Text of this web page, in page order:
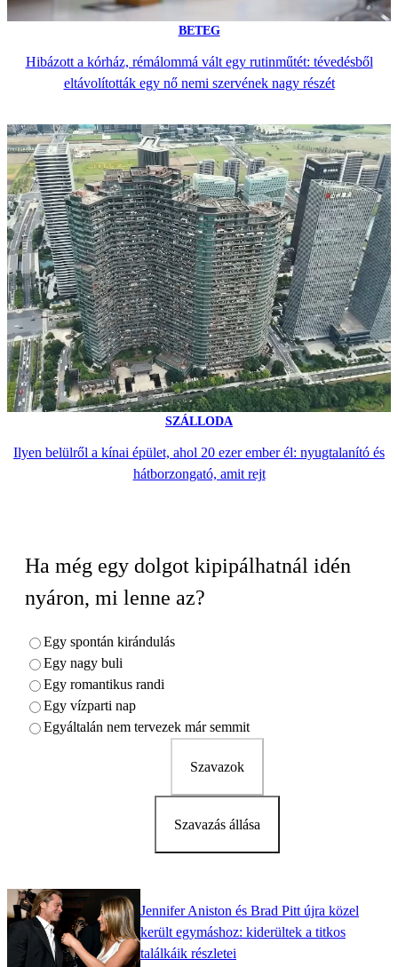
BETEG
Hibázott a kórház, rémálommá vált egy rutinműtét: tévedésből
eltávolították egy nő nemi szervének nagy részét
SZÁLLODA
Ilyen belülről a kínai épület, ahol 20 ezer ember él: nyugtalanító és
hátborzongató, amit rejt
Ha még egy dolgot kipipálhatnál idén
nyáron, mi lenne az?
Egy spontán kirándulás
Egy nagy buli
Egy romantikus randi
Egy vízparti nap
Egyáltalán nem tervezek már semmit
Szavazok
Szavazás állása
Jennifer Aniston és Brad Pitt újra közel
került egymáshoz: kiderültek a titkos
találkáik részletei